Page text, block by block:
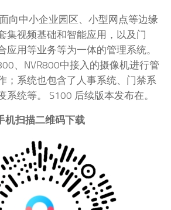
向中小企业园区、小型网点等边缘
集视频基础和智能应用，以及门
应用等业务等为一体的管理系统。
、NVR800中接入的摄像机进行管
；系统也包含了人事系统、门禁系
系统等。 S100 后续版本发布在。
机扫描二维码下载